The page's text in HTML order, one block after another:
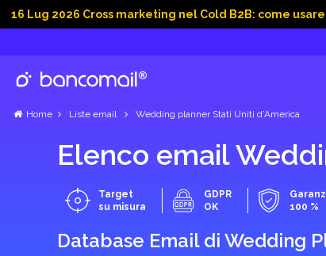
Cross marketing nel Cold B2B: come usare email,
Home Liste email Wedding planner Stati Uniti d’America
Elenco email
Target
su misura
GDPR
OK
100 %
Database Email di Wedding